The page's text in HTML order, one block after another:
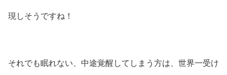
現しそうですね！
それでも眠れない、中途覚醒してしまう方は、世界一受け